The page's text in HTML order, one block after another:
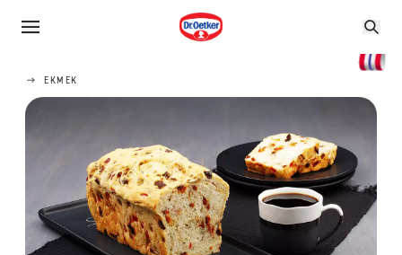
EKMEK